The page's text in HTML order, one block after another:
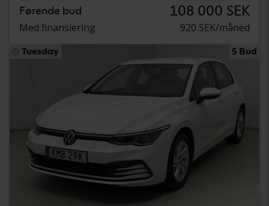
Førende bud 108 000 SEK
Med finansiering 920 SEK/måned
Tuesday 5 Bud